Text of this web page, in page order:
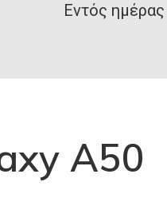
Εντός ημέρας
A50